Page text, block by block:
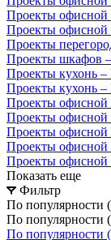
Проекты офисной
Проекты офисной
Проекты
Проекты шкафов
Проекты кухонь
Проекты кухонь
Проекты офисной
Проекты
Проекты офисной
Проекты офисной
Проекты офисной
Показать еще
Фильтр
По популярности
По популярности
По популярности